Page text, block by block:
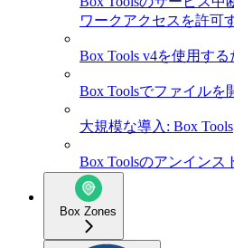
ワークアクセスを許可
Box Tools v4を使用す
Box Toolsでファイルを
大規模な導入: Box Tools
Box Toolsのアンインス
Box Zones